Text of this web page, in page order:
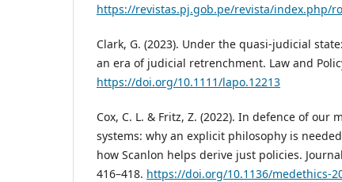
https://revistas.pj.gob.pe/revista/index.php/
Clark, G. (2023). Under the quasi-judicial
an era of judicial retrenchment. Law and
https://doi.org/10.1111/lapo.12213
Cox, C. L. & Fritz, Z. (2022). In defence of our
systems: why an explicit philosophy is
how Scanlon helps derive just policies.
416–418. https://doi.org/10.1136/medethics-